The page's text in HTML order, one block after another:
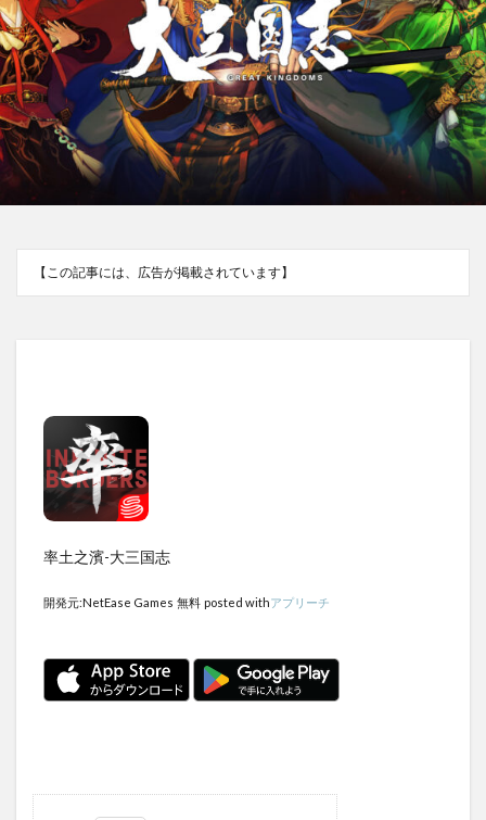
【この記事には、広告が掲載されています】
率土之濱-大三国志
開発元:NetEase Games 無料 posted withアプリーチ